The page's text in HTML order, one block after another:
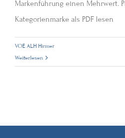
Markenführung einen Mehrwert.
Kategorienmarke als PDF lesen
VOE ALH Hirmer
Weiterlesen